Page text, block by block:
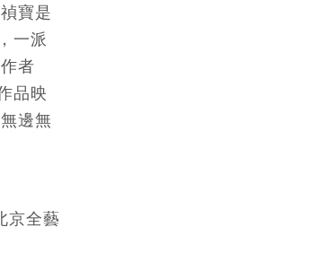
寶是
一派
者
品映
邊無
京全藝